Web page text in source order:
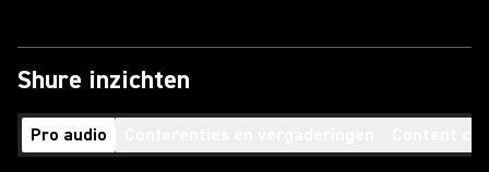
Shure inzichten
Pro audio